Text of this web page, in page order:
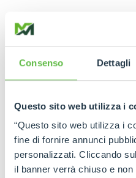
Consenso Dettagli
Questo sito web utilizza i
“Questo sito web utilizza i
fine di fornire annunci
personalizzati. Cliccando
il banner verrà chiuso e